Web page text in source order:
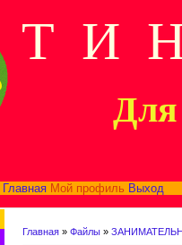
Т И
Для
Главная Мой профиль Выход
Главная » Файлы »